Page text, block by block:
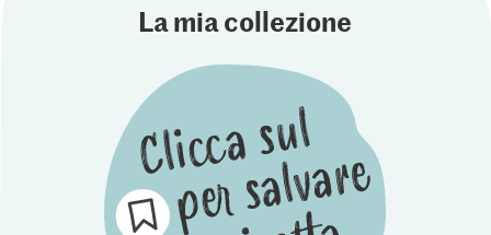
La mia collezione